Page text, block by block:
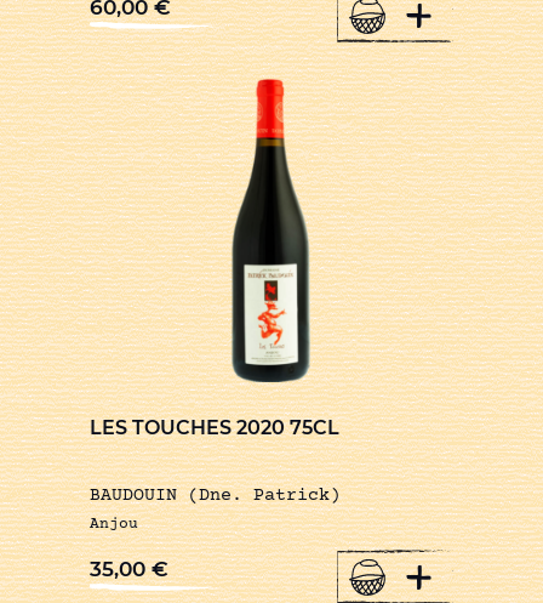
60,00€ +
LES TOUCHES 2020 75CL
BAUDOUIN (Dne. Patrick)
Anjou
35,00€ +